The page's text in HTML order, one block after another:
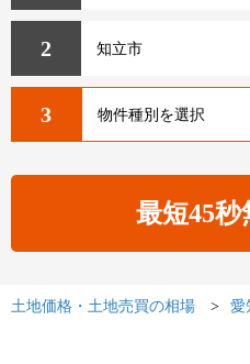
2
3
土地価格・土地売買の相場 愛